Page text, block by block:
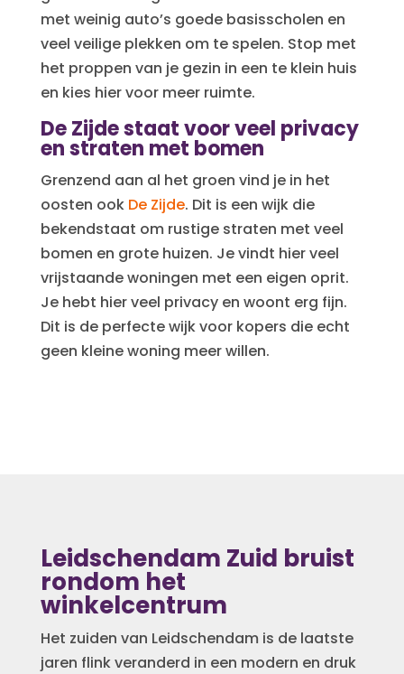
met weinig auto’s goede basisscholen en
veel veilige plekken om te spelen. Stop met
het proppen van je gezin in een te klein huis
en kies hier voor meer ruimte.
De Zijde staat voor veel privacy
en straten met bomen
Grenzend aan al het groen vind je in het
oosten ook De Zijde. Dit is een wijk die
bekendstaat om rustige straten met veel
bomen en grote huizen. Je vindt hier veel
vrijstaande woningen met een eigen oprit.
Je hebt hier veel privacy en woont erg fijn.
Dit is de perfecte wijk voor kopers die echt
geen kleine woning meer willen.
Leidschendam Zuid bruist
rondom het
winkelcentrum
Het zuiden van Leidschendam is de laatste
jaren flink veranderd in een modern en druk